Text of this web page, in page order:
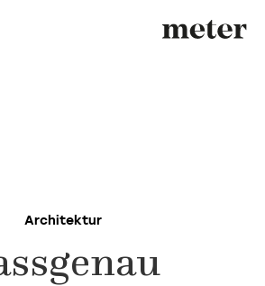
Architektur